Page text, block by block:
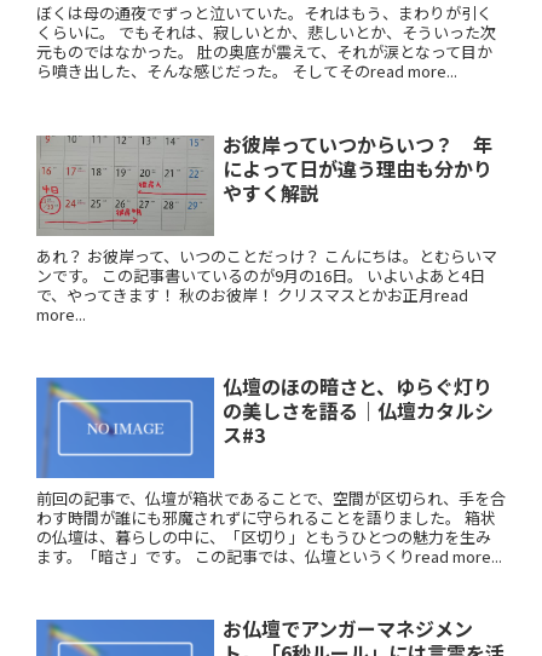
ぼくは母の通夜でずっと泣いていた。それはもう、まわりが引く
くらいに。 でもそれは、寂しいとか、悲しいとか、そういった次
元ものではなかった。 肚の奥底が震えて、それが涙となって目か
ら噴き出した、そんな感じだった。 そしてそのread more...
お彼岸っていつからいつ？ 年
によって日が違う理由も分かり
やすく解説
あれ？ お彼岸って、いつのことだっけ？ こんにちは。とむらいマ
ンです。 この記事書いているのが9月の16日。 いよいよあと4日
で、やってきます！ 秋のお彼岸！ クリスマスとかお正月read
more...
仏壇のほの暗さと、ゆらぐ灯り
の美しさを語る｜仏壇カタルシ
ス#3
前回の記事で、仏壇が箱状であることで、空間が区切られ、手を合
わす時間が誰にも邪魔されずに守られることを語りました。 箱状
の仏壇は、暮らしの中に、「区切り」ともうひとつの魅力を生み
ます。「暗さ」です。 この記事では、仏壇というくりread more...
お仏壇でアンガーマネジメン